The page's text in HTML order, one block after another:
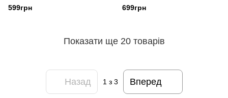
599грн 699грн
Показати ще 20 товарів
Назад 1 з 3 Вперед